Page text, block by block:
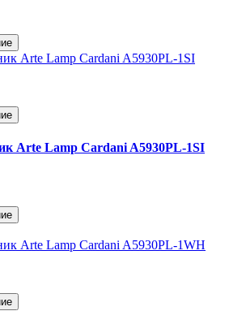
Arte Lamp Cardani A5930PL-1SI